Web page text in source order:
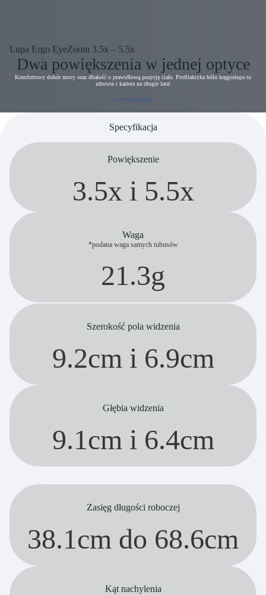
Lupa Ergo EyeZoom 3.5x – 5.5x
Dwa powiększenia w jednej optyce
Komfortowy dobór mocy oraz dbałość o prawidłową pozycję ciała. Profilaktyka bólu kręgosłupa to
zdrowie i kariera na długie lata!
UMÓW PREZENTACJE
Specyfikacja
Powiększenie
3.5x i 5.5x
Waga
*podana waga samych tubusów
21.3g
Szerokość pola widzenia
9.2cm i 6.9cm
Głębia widzenia
9.1cm i 6.4cm
Zasięg długości roboczej
38.1cm do 68.6cm
Kąt nachylenia